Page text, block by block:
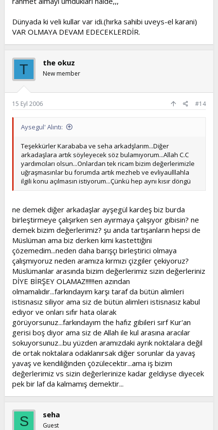
Dünyada ki veli kullar var idi.(hırka sahibi uveys-el karani)
VAR OLMAYA DEVAM EDECEKLERDİR.
T the okuz
New member
15 Eyl 2006 #14
Aysegul' Alıntı:
Teşekkürler Karababa ve seha arkadşlarım...Diğer
arkadaşlara artık söyleyecek söz bulamıyorum...Allah C.C
yardımcıları olsun...Onlardan tek ricam bizim değerlerimizle
uğraşmasınlar bu forumda artık mezheb ve evliyaulllahla
ilgili konu açılmasın istiyorum...Çünkü hep aynı kısır döngü
ne demek diğer arkadaşlar ayşegül kardeş biz burda
birleştirmeye çalışırken sen ayırmaya çalışıyor gibisin? ne
demek bizim değerlerimiz? şu anda tartışanların hepsi de
Müslüman ama biz derken kimi kastettiğini
çözemedim...neden daha barışçı birleştirici olmaya
çalışmıyoruz neden aramıza kırmızı çizgiler çekiyoruz?
Müslümanlar arasında bizim değerlerimiz sizin değerleriniz
DİYE BİRŞEY OLAMAZ!!!!!!en azından
olmamalıdır...farkındayım karşı taraf da bütün alimleri
istisnasız siliyor ama siz de bütün alimleri istisnasız kabul
ediyor ve onları sıfır hata olarak
görüyorsunuz...farkındayım the hafız gibileri sırf Kur'an
gerisi boş diyor ama siz de Allah ile kul arasına aracılar
sokuyorsunuz...bu yüzden aramızdaki ayrık noktalara değil
de ortak noktalara odaklanırsak diğer sorunlar da yavaş
yavaş ve kendiliğinden çözülecektir...ama iş bizim
değerlerimiz vs sizin değerlerinize kadar geldiyse diyecek
pek bir laf da kalmamış demektir...
S seha
Guest